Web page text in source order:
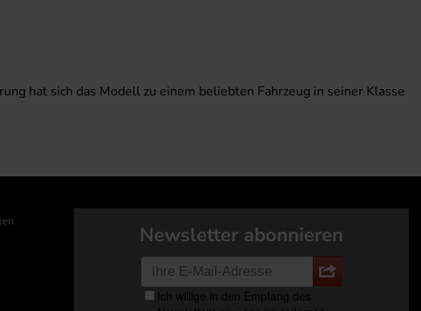
hat sich das Modell zu einem beliebten Fahrzeug in seiner Klasse
Newsletter abonnieren